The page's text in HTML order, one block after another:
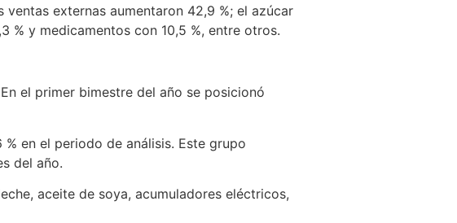
externas aumentaron 42,9 %; el azúcar
% y medicamentos con 10,5 %, entre otros.
el primer bimestre del año se posicionó
en el periodo de análisis. Este grupo
del año.
aceite de soya, acumuladores eléctricos,